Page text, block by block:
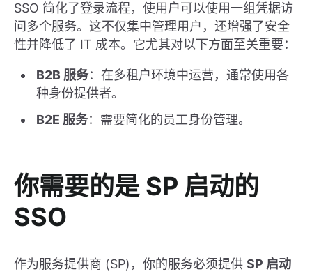
SSO 简化了登录流程，使用户可以使用一组凭据访
问多个服务。这不仅集中管理用户，还增强了安全
性并降低了 IT 成本。它尤其对以下方面至关重要：
B2B 服务：在多租户环境中运营，通常使用各
种身份提供者。
B2E 服务：需要简化的员工身份管理。
你需要的是 SP 启动的
SSO
作为服务提供商 (SP)，你的服务必须提供 SP 启动